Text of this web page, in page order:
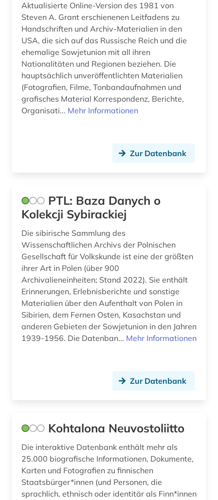
Aktualisierte Online-Version des 1981 von
Steven A. Grant erschienenen Leitfadens zu
Handschriften und Archiv-Materialien in den
USA, die sich auf das Russische Reich und die
ehemalige Sowjetunion mit all ihren
Nationalitäten und Regionen beziehen. Die
hauptsächlich unveröffentlichten Materialien
(Fotografien, Filme, Tonbandaufnahmen und
grafisches Material Korrespondenz, Berichte,
Organisati... Mehr Informationen
Zur Datenbank
PTL: Baza Danych o
Kolekcji Sybirackiej
Die sibirische Sammlung des
Wissenschaftlichen Archivs der Polnischen
Gesellschaft für Volkskunde ist eine der größten
ihrer Art in Polen (über 900
Archivalieneinheiten; Stand 2022). Sie enthält
Erinnerungen, Erlebnisberichte und sonstige
Materialien über den Aufenthalt von Polen in
Sibirien, dem Fernen Osten, Kasachstan und
anderen Gebieten der Sowjetunion in den Jahren
1939-1956. Die Datenban... Mehr Informationen
Zur Datenbank
Kohtalona Neuvostoliitto
Die interaktive Datenbank enthält mehr als
25.000 biografische Informationen, Dokumente,
Karten und Fotografien zu finnischen
Staatsbürger*innen (und Personen, die
sprachlich, ethnisch oder identitär als Finn*innen